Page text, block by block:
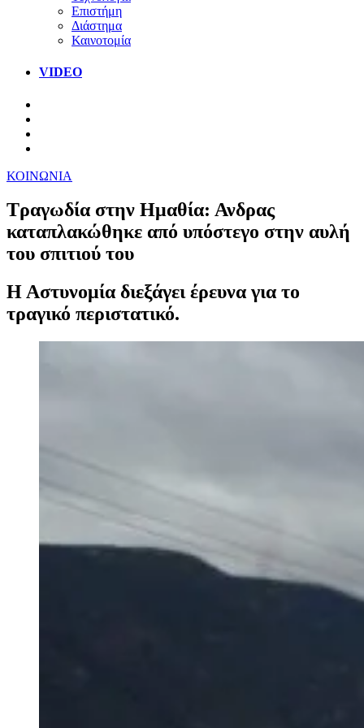
Επιστήμη
Διάστημα
Καινοτομία
VIDEO
ΚΟΙΝΩΝΙΑ
Τραγωδία στην Ημαθία: Ανδρας
καταπλακώθηκε από υπόστεγο στην αυλή
του σπιτιού του
Η Αστυνομία διεξάγει έρευνα για το
τραγικό περιστατικό.